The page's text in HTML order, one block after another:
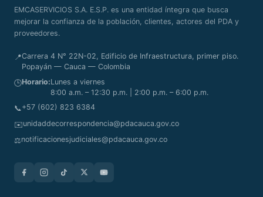
EMCASERVICIOS S.A. E.S.P. es una entidad íntegra que busca
mejorar la confianza de la población, clientes, actores del PDA y
proveedores.
📍Carrera 4 N° 22N-02, Edificio de Infraestructura, primer piso.
Popayán — Cauca — Colombia
🕒Horario:Lunes a viernes
8:00 a.m. – 12:30 p.m. | 2:00 p.m. – 6:00 p.m.
📞+57 (602) 823 6384
✉️unidaddecorrespondencia@pdacauca.gov.co
⚖️notificacionesjudiciales@pdacauca.gov.co